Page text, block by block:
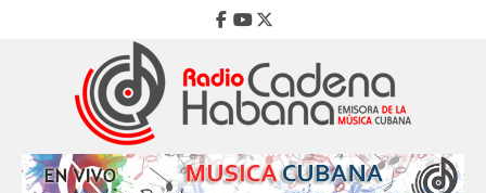
Facebook
Youtube
Twitter
Radio Cadena Habana
Emisora de la Música Cubana